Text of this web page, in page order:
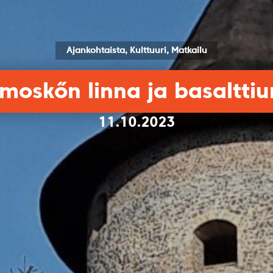
Ajankohtaista, Kulttuuri, Matkailu
linna ja
11.10.2023